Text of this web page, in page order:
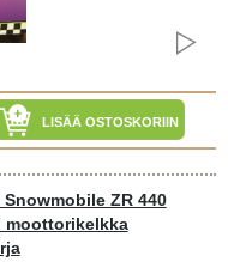
LISÄÄ OSTOSKORIIN
ZR 440
moottorikelkka